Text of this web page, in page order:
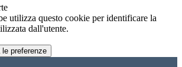
utilizza questo cookie per identificare la
dall'utente.
le preferenze